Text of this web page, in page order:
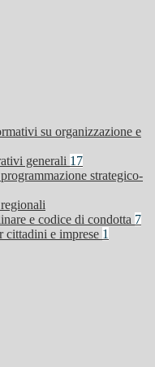
su organizzazione e
generali 17
strategico-
e codice di condotta 7
cittadini e imprese 1